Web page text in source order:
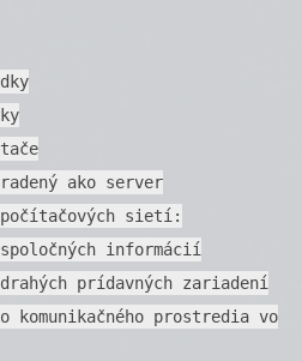
ako server
sietí:
informácií
prídavných zariadení
komunikačného prostredia vo